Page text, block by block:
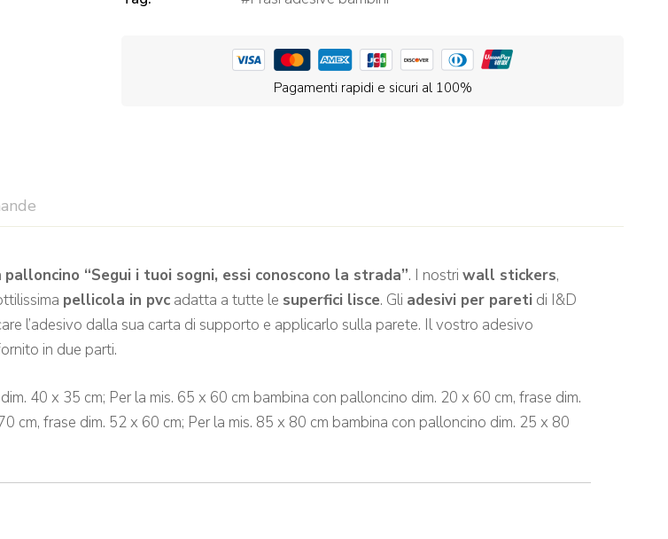
Pagamenti rapidi e sicuri al 100%
palloncino “Segui i tuoi sogni, essi conoscono la strada”. I nostri wall stickers,
pellicola in pvc adatta a tutte le superfici lisce. Gli adesivi per pareti di I&D
l’adesivo dalla sua carta di supporto e applicarlo sulla parete. Il vostro adesivo
in due parti.
40 x 35 cm; Per la mis. 65 x 60 cm bambina con palloncino dim. 20 x 60 cm, frase dim.
cm, frase dim. 52 x 60 cm; Per la mis. 85 x 80 cm bambina con palloncino dim. 25 x 80